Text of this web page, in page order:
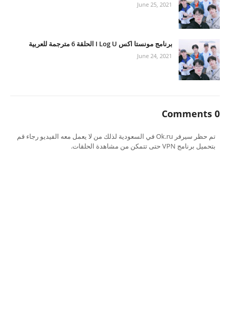
June 25, 2021
برنامج مونستا اكس I Log U الحلقة 6 مترجمة للعربية
June 24, 2021
0 Comments
تم حظر سيرفر Ok.ru في السعودية لذلك من لا يعمل معه الفيديو رجاء قم
بتحميل برنامج VPN حتى تتمكن من مشاهدة الحلقات.